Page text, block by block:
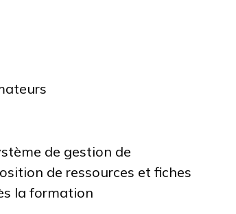
de gestion de
de ressources et fiches
la formation